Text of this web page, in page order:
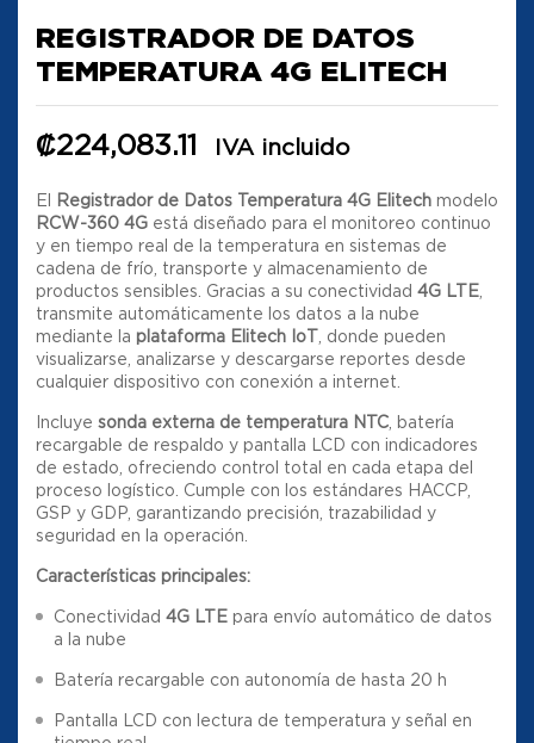
REGISTRADOR DE DATOS
TEMPERATURA 4G ELITECH
₡224,083.11 IVA incluido
El Registrador de Datos Temperatura 4G Elitech modelo
RCW-360 4G está diseñado para el monitoreo continuo
y en tiempo real de la temperatura en sistemas de
cadena de frío, transporte y almacenamiento de
productos sensibles. Gracias a su conectividad 4G LTE
transmite automáticamente los datos a la nube
mediante la plataforma Elitech IoT , donde pueden
visualizarse, analizarse y descargarse reportes desde
cualquier dispositivo con conexión a internet.
Incluye sonda externa de temperatura NTC , batería
recargable de respaldo y pantalla LCD con indicadores
de estado, ofreciendo control total en cada etapa del
proceso logístico. Cumple con los estándares HACCP,
GSP y GDP, garantizando precisión, trazabilidad y
seguridad en la operación.
Características principales:
Conectividad 4G LTE para envío automático de datos
a la nube
Batería recargable con autonomía de hasta 20 h
Pantalla LCD con lectura de temperatura y señal en